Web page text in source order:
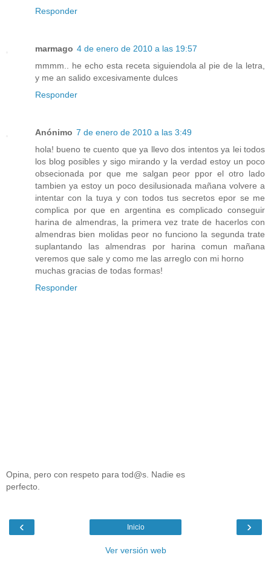
Responder
marmago 4 de enero de 2010 a las 19:57
mmmm.. he echo esta receta siguiendola al pie de la letra,
y me an salido excesivamente dulces
Responder
Anónimo 7 de enero de 2010 a las 3:49
hola! bueno te cuento que ya llevo dos intentos ya lei todos
los blog posibles y sigo mirando y la verdad estoy un poco
obsecionada por que me salgan peor ppor el otro lado
tambien ya estoy un poco desilusionada mañana volvere a
intentar con la tuya y con todos tus secretos epor se me
complica por que en argentina es complicado conseguir
harina de almendras, la primera vez trate de hacerlos con
almendras bien molidas peor no funciono la segunda trate
suplantando las almendras por harina comun mañana
veremos que sale y como me las arreglo con mi horno
muchas gracias de todas formas!
Responder
Opina, pero con respeto para tod@s. Nadie es
perfecto.
‹ ›
Inicio
Ver versión web